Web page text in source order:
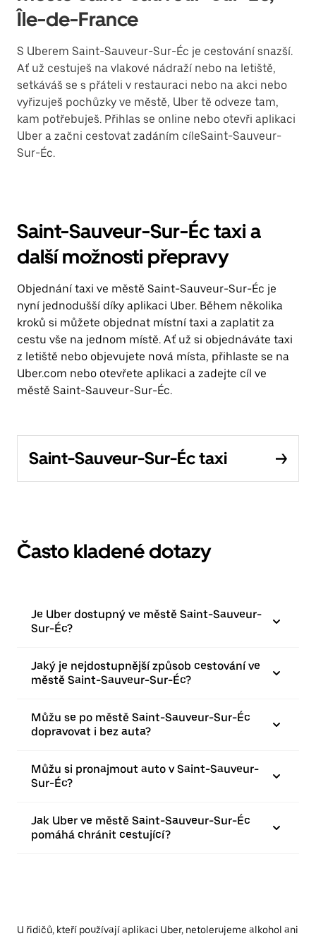
Île-de-France
S Uberem Saint-Sauveur-Sur-Éc je cestování snazší.
Ať už cestuješ na vlakové nádraží nebo na letiště,
setkáváš se s přáteli v restauraci nebo na akci nebo
vyřizuješ pochůzky ve městě, Uber tě odveze tam,
kam potřebuješ. Přihlas se online nebo otevři aplikaci
Uber a začni cestovat zadáním cíleSaint-Sauveur-
Sur-Éc.
Saint-Sauveur-Sur-Éc taxi a
další možnosti přepravy
Objednání taxi ve městě Saint-Sauveur-Sur-Éc je
nyní jednodušší díky aplikaci Uber. Během několika
kroků si můžete objednat místní taxi a zaplatit za
cestu vše na jednom místě. Ať už si objednáváte taxi
z letiště nebo objevujete nová místa, přihlaste se na
Uber.com nebo otevřete aplikaci a zadejte cíl ve
městě Saint-Sauveur-Sur-Éc.
Saint-Sauveur-Sur-Éc taxi
Často kladené dotazy
Je Uber dostupný ve městě Saint-Sauveur-
Sur-Éc?
Jaký je nejdostupnější způsob cestování ve
městě Saint-Sauveur-Sur-Éc?
Můžu se po městě Saint-Sauveur-Sur-Éc
dopravovat i bez auta?
Můžu si pronajmout auto v Saint-Sauveur-
Sur-Éc?
Jak Uber ve městě Saint-Sauveur-Sur-Éc
pomáhá chránit cestující?
U řidičů, kteří používají aplikaci Uber, netolerujeme alkohol ani